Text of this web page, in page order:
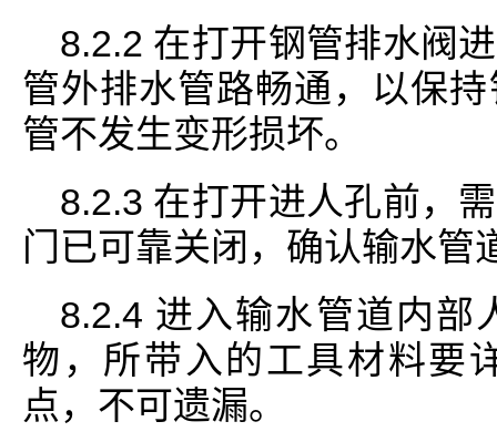
8.2.2 在打开钢管排水阀
管外排水管路畅通，以保
管不发生变形损坏。
8.2.3 在打开进人孔前，
门已可靠关闭，确认输水管
8.2.4 进入输水管道内部
物，所带入的工具材料要
点，不可遗漏。